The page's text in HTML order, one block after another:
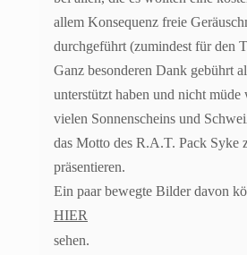
allem Konsequenz freie
durchgeführt (zumindest für den
Ganz besonderen Dank gebührt
unterstützt haben und nicht müde
vielen Sonnenscheins und
das Motto des R.A.T. Pack Syke
präsentieren.
Ein paar bewegte Bilder davon
HIER
sehen.